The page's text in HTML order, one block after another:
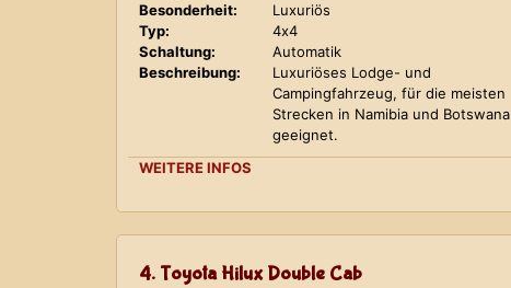
Besonderheit:
Luxuriös
Typ:
4x4
Schaltung:
Automatik
Beschreibung:
Luxuriöses Lodge- und
Campingfahrzeug, für die meisten
Strecken in Namibia und Botswana
geeignet.
WEITERE INFOS
4. Toyota Hilux Double Cab